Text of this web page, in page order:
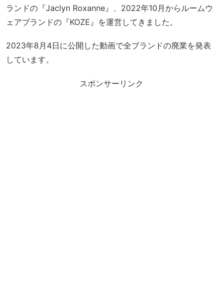
ランドの『Jaclyn Roxanne』、2022年10月からルームウ
ェアブランドの『KOZE』を運営してきました。
2023年8月4日に公開した動画で全ブランドの廃業を発表
しています。
スポンサーリンク